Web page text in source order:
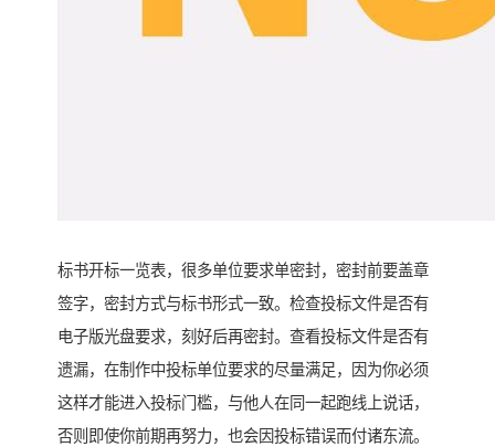
标书开标一览表，很多单位要求单密封，密封前要盖章
签字，密封方式与标书形式一致。检查投标文件是否有
电子版光盘要求，刻好后再密封。查看投标文件是否有
遗漏，在制作中投标单位要求的尽量满足，因为你必须
这样才能进入投标门槛，与他人在同一起跑线上说话，
否则即使你前期再努力，也会因投标错误而付诸东流。